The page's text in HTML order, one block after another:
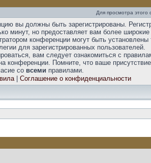
Для просмотра
вы должны быть зарегистрированы.
минут, но предоставляет вам более широкие
конференции могут быть установлены
для зарегистрированных пользователей.
вам следует ознакомиться с
конференции. Помните, что ваше
со всеми правилами.
| Соглашение о конфиденциальности